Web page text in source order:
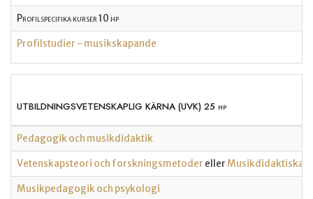
Profilspecifika kurser 10 hp
Profilstudier - musikskapande
UTBILDNINGSVETENSKAPLIG KÄRNA (UVK) 25 hp
Pedagogik och musikdidaktik
Vetenskapsteori och forskningsmetoder eller Musikdidaktiska
Musikpedagogik och psykologi